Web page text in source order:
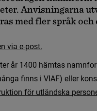
eter. Anvisningarnaut
ras medfler språkoch
n via e-post.
ter år 1400 hämtas namnfor
ånga fnns i VIAF) eller kons
uktion för utländska person